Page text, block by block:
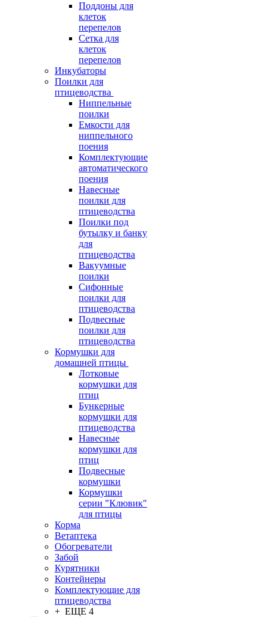
Поддоны для
клеток
перепелов
Сетка для
клеток
перепелов
Инкубаторы
Поилки для
птицеводства
Ниппельные
поилки
Емкости для
ниппельного
поения
Комплектующие
автоматического
поения
Навесные
поилки для
птицеводства
Поилки под
бутылку и банку
для
птицеводства
Вакуумные
поилки
Сифонные
поилки для
птицеводства
Подвесные
поилки для
птицеводства
Кормушки для
домашней птицы
Лотковые
кормушки для
птиц
Бункерные
кормушки для
птицеводства
Навесные
кормушки для
птиц
Подвесные
кормушки
Кормушки
серии "Клювик"
для птицы
Корма
Ветаптека
Обогреватели
Забой
Курятники
Контейнеры
Комплектующие для
птицеводства
+ ЕЩЕ 4